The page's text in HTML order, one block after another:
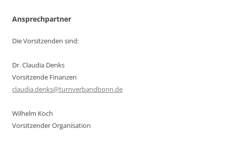
Ansprechpartner
Die Vorsitzenden sind:
Dr. Claudia Denks
Vorsitzende Finanzen
claudia.denks@turnverbandbonn.de
Wilhelm Koch
Vorsitzender Organisation